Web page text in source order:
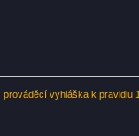
prováděcí vyhláška k pravidlu